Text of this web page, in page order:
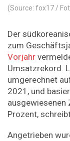
(Source: fox17 /
Der
zum
Vorjahr
Umsatzrekord.
umgerechnet
2021, und
ausgewiesenen
Prozent,
Angetrieben